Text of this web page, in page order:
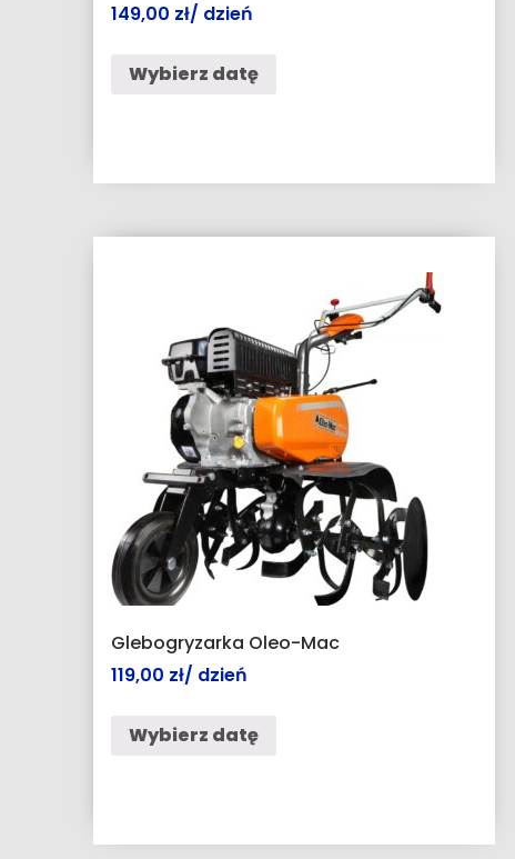
149,00 zł/ dzień
Wybierz datę
Glebogryzarka Oleo-Mac
119,00 zł/ dzień
Wybierz datę